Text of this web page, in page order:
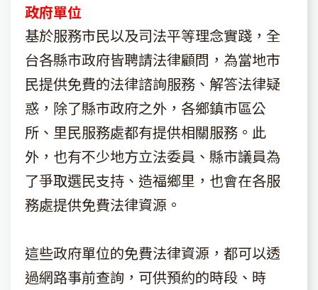
政府單位
基於服務市民以及司法平等理念實踐，全
台各縣市政府皆聘請法律顧問，為當地市
民提供免費的法律諮詢服務、解答法律疑
惑，除了縣市政府之外，各鄉鎮市區公
所、里民服務處都有提供相關服務。此
外，也有不少地方立法委員、縣市議員為
了爭取選民支持、造福鄉里，也會在各服
務處提供免費法律資源。
這些政府單位的免費法律資源，都可以透
過網路事前查詢，可供預約的時段、時